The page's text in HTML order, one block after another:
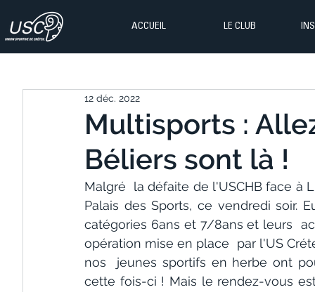
ACCUEIL LE CLUB
Multisports :
Béliers sont là !
12 déc. 2022
Malgré  la défaite de l'USCHB face à
Palais des Sports, ce vendredi soir.
catégories 6ans et 7/8ans et leurs
opération mise en place  par l'US
nos  jeunes sportifs en herbe ont
cette fois-ci ! Mais le rendez-vous